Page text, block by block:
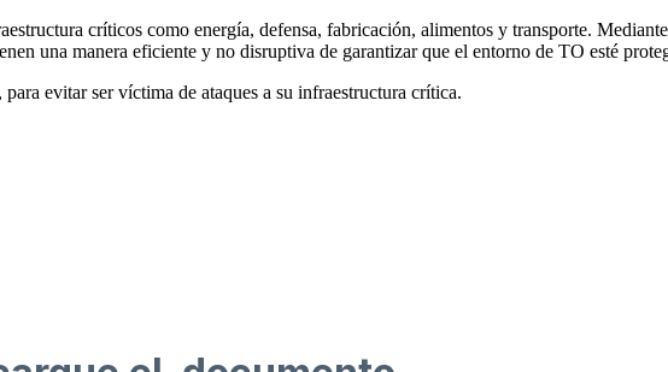
críticos como energía, defensa, fabricación, alimentos y transporte.
una manera eficiente y no disruptiva de garantizar que el entorno de TO esté
evitar ser víctima de ataques a su infraestructura crítica.